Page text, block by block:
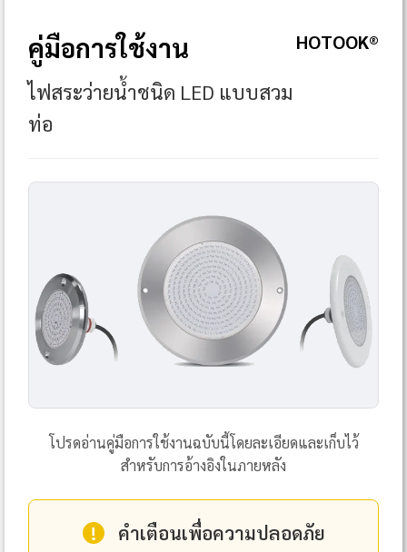
คู่มือการใช้งาน
ไฟสระว่ายน้ำชนิด LED แบบสวม
ท่อ
HOTOOK®
โปรดอ่านคู่มือการใช้งานฉบับนี้โดยละเอียดและเก็บไว้
สำหรับการอ้างอิงในภายหลัง
! คำเตือนเพื่อความปลอดภัย